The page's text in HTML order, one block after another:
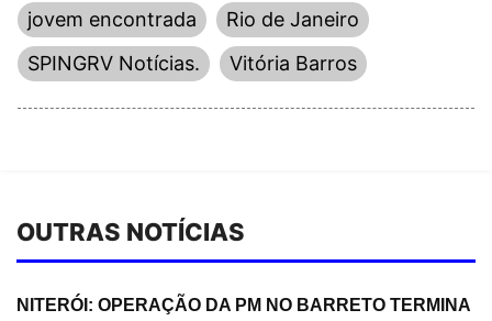
jovem encontrada
Rio de Janeiro
SPINGRV Notícias.
Vitória Barros
OUTRAS NOTÍCIAS
NITERÓI: OPERAÇÃO DA PM NO BARRETO TERMINA